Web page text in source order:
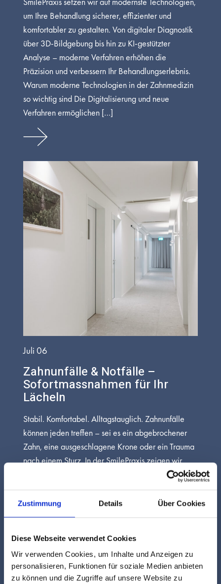
Zustimmung Details Über Cookies
Diese Webseite verwendet Cookies
Wir verwenden Cookies, um Inhalte und Anzeigen zu
personalisieren, Funktionen für soziale Medien anbieten
zu können und die Zugriffe auf unsere Website zu
um Ihre Behandlung sicherer, effizienter und
komfortabler zu gestalten. Von digitaler Diagnostik
über 3D-Bildgebung bis hin zu KI-gestützter
Analyse – moderne Verfahren erhöhen die
Präzision und verbessern Ihr Behandlungserlebnis.
Warum moderne Technologien in der Zahnmedizin
so wichtig sind Die Digitalisierung und neue
Verfahren ermöglichen […]
Juli 06
Zahnunfälle & Notfälle –
Sofortmassnahmen für Ihr
Lächeln
Stabil. Komfortabel. Alltagstauglich. Zahnunfälle
können jeden treffen – sei es ein abgebrochener
Zahn, eine ausgeschlagene Krone oder ein Trauma
nach einem Sturz. In der SmilePraxis zeigen wir
Ihnen, welche Sofortmassnahmen Sie ergreifen
sollten, um Ihre Zähne zu retten und langfristige
Schäden zu vermeiden. Warum schnelle Reaktion
entscheidend ist Bei Zahnunfällen zählt jede